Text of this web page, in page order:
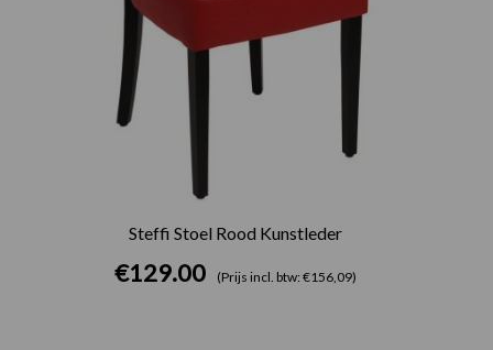
Steffi Stoel Rood Kunstleder
€129.00 (Prijs incl. btw: €156,09)